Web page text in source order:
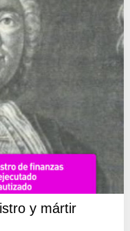
y mártir